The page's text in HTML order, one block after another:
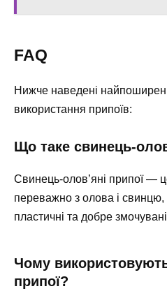
FAQ
Нижче наведені
використання припоїв:
Що таке свинець-
Свинець-олов’яні припої —
переважно з олова і
пластичні та добре
Чому
припої?